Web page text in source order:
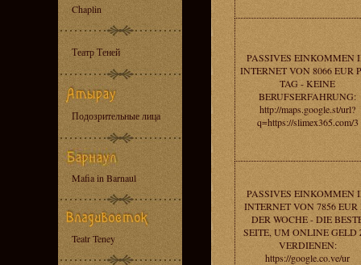
Chaplin
Театр Теней
Подозрительные лица
Mafia in Barnaul
Teatr Teney
PASSIVES EINKOMMEN
INTERNET VON 8066 EUR
TAG - KEINE
BERUFSERFAHRUNG:
http://maps.google.st/url?
q=https://slimex365.com/3
PASSIVES EINKOMMEN
INTERNET VON 7856 EUR
DER WOCHE - DIE
SEITE, UM ONLINE GELD
VERDIENEN:
https://google.co.ve/ur